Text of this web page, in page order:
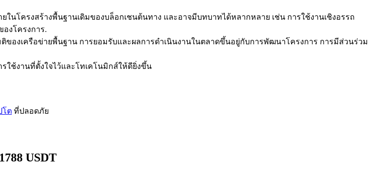
นโครงสร้างพื้นฐานเดิมของบล็อกเชนต้นทาง และอาจมีบทบาทได้หลากหลาย เช่น การใช้งานเชิงอรรถ
งโครงการ.
องเครือข่ายพื้นฐาน การยอมรับและผลการดำเนินงานในตลาดขึ้นอยู่กับการพัฒนาโครงการ การมีส่วนร่วม
ใช้งานที่ตั้งใจไว้และโทเคโนมิกส์ให้ดียิ่งขึ้น
โต ที่ปลอดภัย
USDT